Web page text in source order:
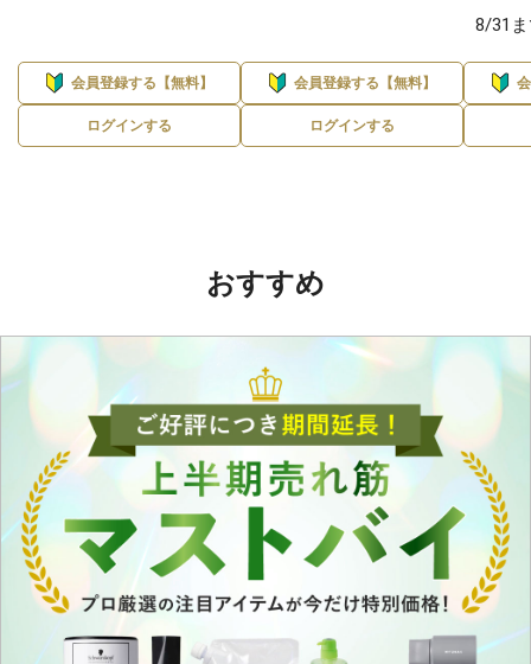
会員登録する【無料】
ログインする
会員登録する【無料】
ログインする
8/31
おすすめ